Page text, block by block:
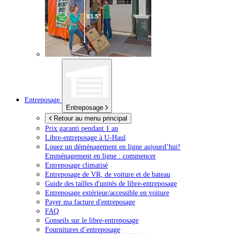
Entreposage
Entreposage
Retour au menu principal
Prix garanti pendant 1 an
Libre-entreposage à U-Haul
Louez un déménagement en ligne aujourd’hui!
Emménagement en ligne : commencer
Entreposage climatisé
Entreposage de VR, de voiture et de bateau
Guide des tailles d'unités de libre-entreposage
Entreposage extérieur/accessible en voiture
Payer ma facture d'entreposage
FAQ
Conseils sur le libre-entreposage
Fournitures d’entreposage